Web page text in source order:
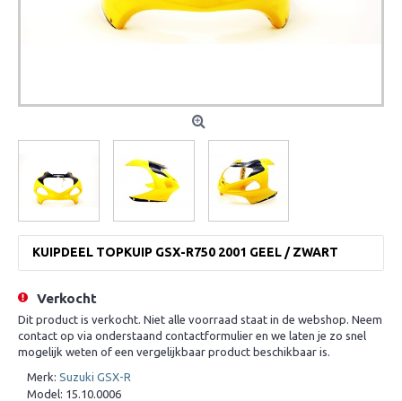
KUIPDEEL TOPKUIP GSX-R750 2001 GEEL / ZWART
Verkocht
Dit product is verkocht. Niet alle voorraad staat in de webshop. Neem
contact op via onderstaand contactformulier en we laten je zo snel
mogelijk weten of een vergelijkbaar product beschikbaar is.
Merk: Suzuki GSX-R
Model: 15.10.0006